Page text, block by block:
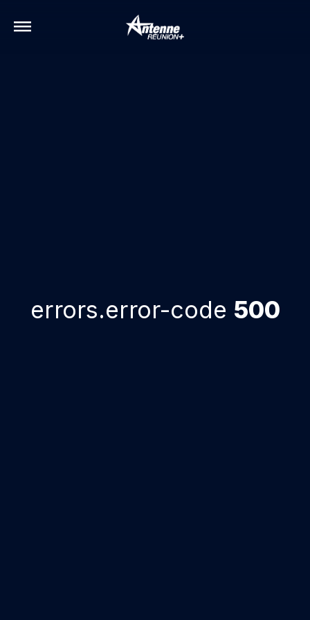
errors.error-code 500